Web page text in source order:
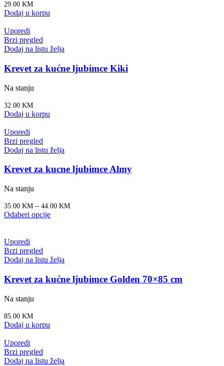
29.00 KM
Dodaj u korpu
Uporedi
Brzi pregled
Dodaj na listu želja
Krevet za kućne ljubimce Kiki
Na stanju
32.00 KM
Dodaj u korpu
Uporedi
Brzi pregled
Dodaj na listu želja
Krevet za kucne ljubimce Almy
Na stanju
35.00 KM – 44.00 KM
Odaberi opcije
Uporedi
Brzi pregled
Dodaj na listu želja
Krevet za kućne ljubimce Golden 70×85 cm
Na stanju
85.00 KM
Dodaj u korpu
Uporedi
Brzi pregled
Dodaj na listu želja